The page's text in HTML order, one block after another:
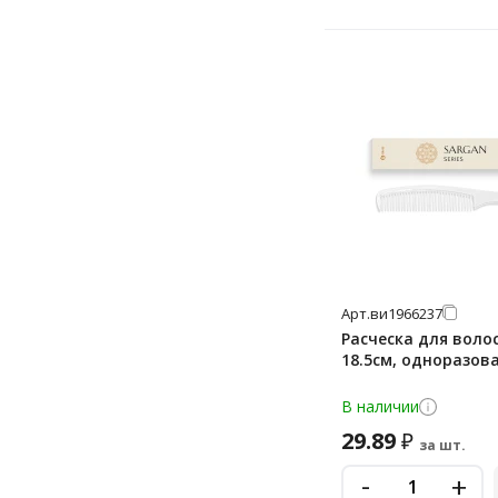
Арт.ви1966237
Расческа для
18.5см,
В наличии
29.89₽ за шт.
- +